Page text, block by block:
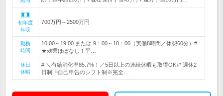
初年度
年収
700万円～2500万円
勤務
時間
10:00～19:00 または 9：00～18：00（実働8時間／休憩60分）#
★残業ほぼなし！平…
休日
休暇
# ＼有給消化率85.7%！／5日以上の連続休暇も取得OK♪* 週休2
日制┗自己申告のシフト制※完全…